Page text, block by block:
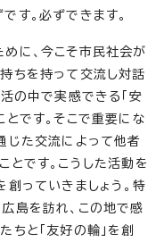
す。必ずできます。
に、今こそ市民社会が
ちを持って交流し対話
の中で実感できる「安
とです。そこで重要にな
じた交流によって他者
とです。こうした活動を
創っていきましょう。特
島を訪れ、この地で感
ちと「友好の輪」を創